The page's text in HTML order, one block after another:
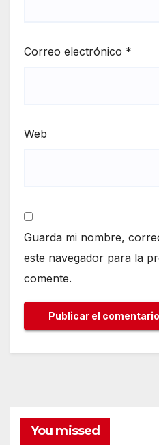
Correo electrónico *
Web
Guarda mi nombre,
este navegador para la
comente.
You missed